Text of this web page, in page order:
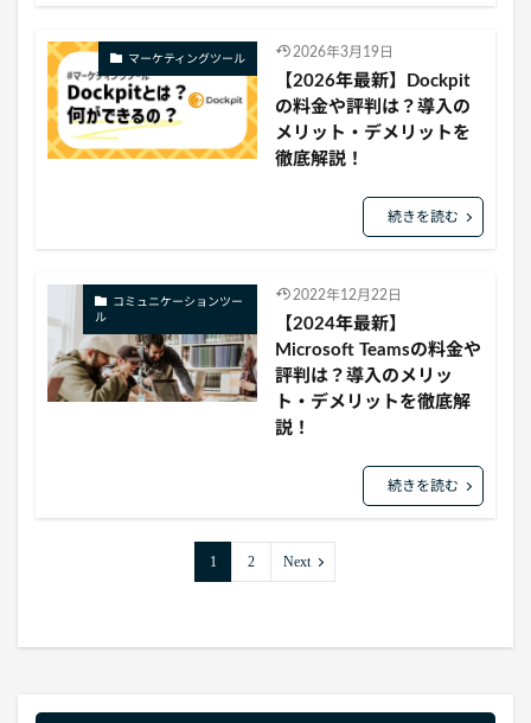
マーケティングツール 2026年3月19日
【2026年最新】Dockpit
の料金や評判は？導入の
メリット・デメリットを
徹底解説！
続きを読む
コミュニケーションツー
ル
2022年12月22日
【2024年最新】
Microsoft Teamsの料金や
評判は？導入のメリッ
ト・デメリットを徹底解
説！
続きを読む
1 2 Next